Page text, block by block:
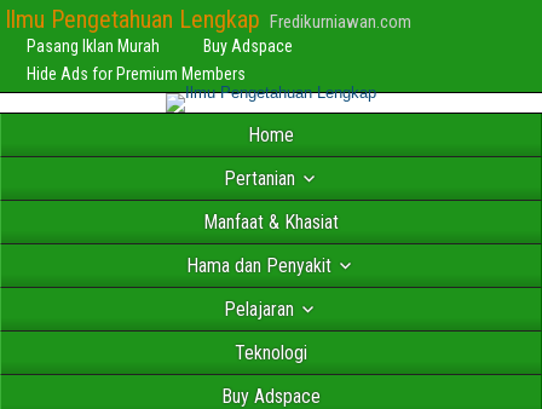
Ilmu Pengetahuan Lengkap Fredikurniawan.com
Pasang Iklan Murah
Buy Adspace
Hide Ads for Premium Members
Home
Pertanian
Manfaat & Khasiat
Hama dan Penyakit
Pelajaran
Teknologi
Buy Adspace